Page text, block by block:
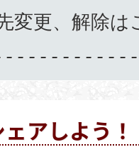
変更、解除
アしよう！